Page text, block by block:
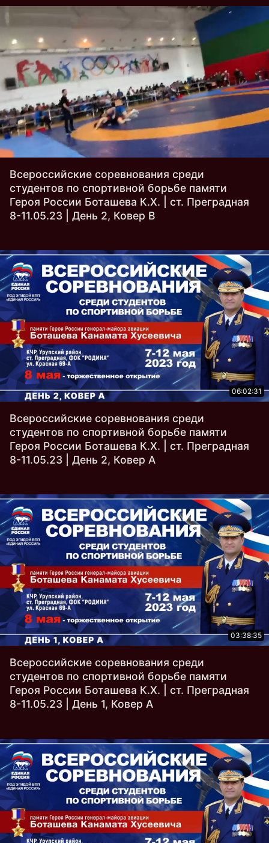
Всероссийские соревнования среди
студентов по спортивной борьбе памяти
Героя России Боташева К.Х. | ст. Преградная
8-11.05.23 | День 2, Ковер B
06:02:31
Всероссийские соревнования среди
студентов по спортивной борьбе памяти
Героя России Боташева К.Х. | ст. Преградная
8-11.05.23 | День 2, Ковер A
03:38:35
Всероссийские соревнования среди
студентов по спортивной борьбе памяти
Героя России Боташева К.Х. | ст. Преградная
8-11.05.23 | День 1, Ковер A